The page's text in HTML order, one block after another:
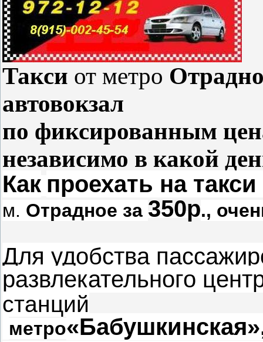
Такси от метро
автовокзал
по фиксированным
независимо в какой
Как проехать на
м. Отрадное за 350р.,
Для удобства
развлекательного
станций
метро